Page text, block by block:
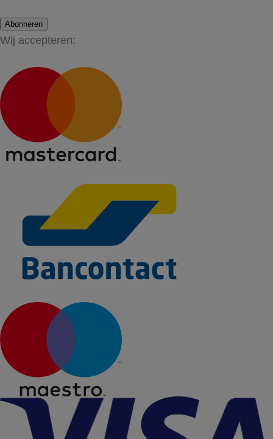
Abonneren
Wij accepteren: